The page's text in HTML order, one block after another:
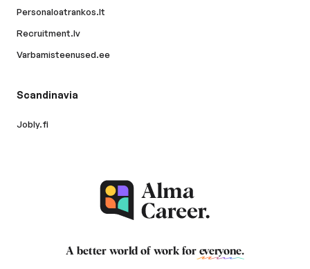
Personaloatrankos.lt
Recruitment.lv
Varbamisteenused.ee
Scandinavia
Jobly.fi
A better world of work for everyone.